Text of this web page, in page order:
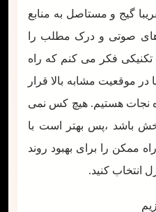
گیج و مستاصل به منابع
صوتی و درک مطلب را
فکر می کنم که راه
در موقعیت مشابه بالا قرار
نجات هستیم. هیچ کس نمی
باشد ،پس بهتر است با
ممکن را برای بهبود روند
انتخاب کنید.